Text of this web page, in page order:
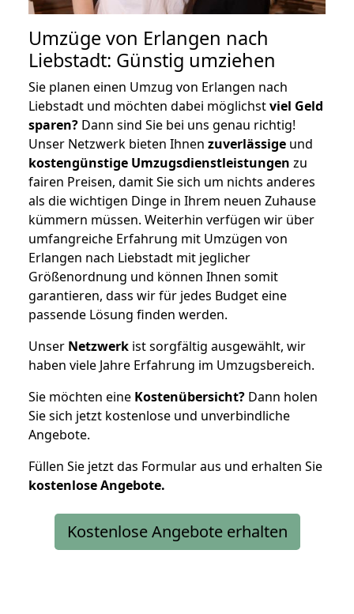
Umzüge von Erlangen nach
Liebstadt: Günstig umziehen
Sie planen einen Umzug von Erlangen nach
Liebstadt und möchten dabei möglichstviel Geld
sparen? Dann sind Sie bei uns genau richtig!
Unser Netzwerk bieten Ihnen zuverlässige und
kostengünstige Umzugsdienstleistungen zu
fairen Preisen, damit Sie sich um nichts anderes
als die wichtigen Dinge in Ihrem neuen Zuhause
kümmern müssen. Weiterhin verfügen wir über
umfangreiche Erfahrung mit Umzügen von
Erlangen nach Liebstadt mit jeglicher
Größenordnung und können Ihnen somit
garantieren, dass wir für jedes Budget eine
passende Lösung finden werden.
Unser Netzwerk ist sorgfältig ausgewählt, wir
haben viele Jahre Erfahrung im Umzugsbereich.
Sie möchten eine Kostenübersicht? Dann holen
Sie sich jetzt kostenlose und unverbindliche
Angebote.
Füllen Sie jetzt das Formular aus und erhalten Sie
kostenloseAngebote.
Kostenlose Angebote erhalten